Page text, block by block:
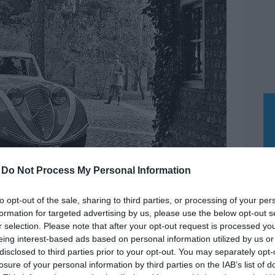
Do Not Process My Personal Information
opt-out of the sale, sharing to third parties, or processing of your
for targeted advertising by us, please use the below opt-out
selection. Please note that after your opt-out request is processed
interest-based ads based on personal information utilized by us
to third parties prior to your opt-out. You may separately
of your personal information by third parties on the IAB’s list of
különbözik a harmincas évek többi elegáns és
Harley Earl munkáját sokan a világ
Az Y-Job rejtett lámpáival, motoros ablakaival és